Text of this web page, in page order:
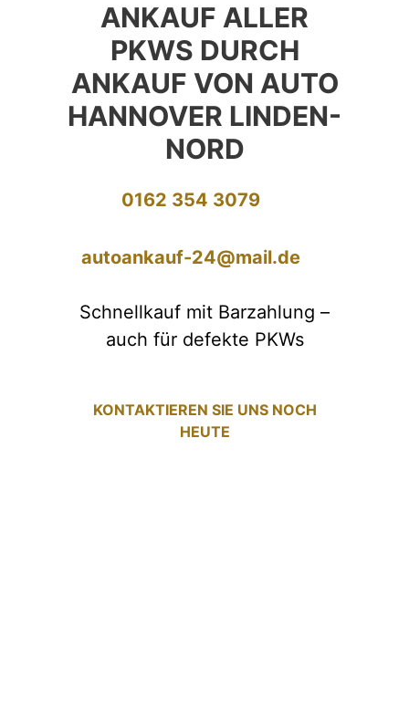
ANKAUF ALLER
PKWS DURCH
ANKAUF VON AUTO
HANNOVER LINDEN-
NORD
0162 354 3079
autoankauf-24@mail.de
Schnellkauf mit Barzahlung –
auch für defekte PKWs
KONTAKTIEREN SIE UNS NOCH
HEUTE